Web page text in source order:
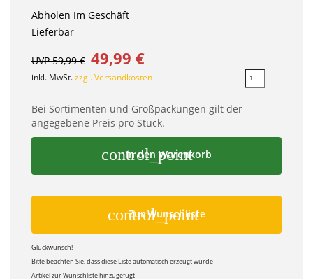
Abholen Im Geschäft
Lieferbar
UVP 59,99 € 49,99 €
inkl. MwSt.zzgl. Versandkosten
Bei Sortimenten und Großpackungen gilt der
angegebene Preis pro Stück.
control_point
In den Warenkorb
control_point
Zur Wunschliste
Glückwunsch!
Bitte beachten Sie, dass diese Liste automatisch erzeugt wurde
Artikel zur Wunschliste hinzugefügt